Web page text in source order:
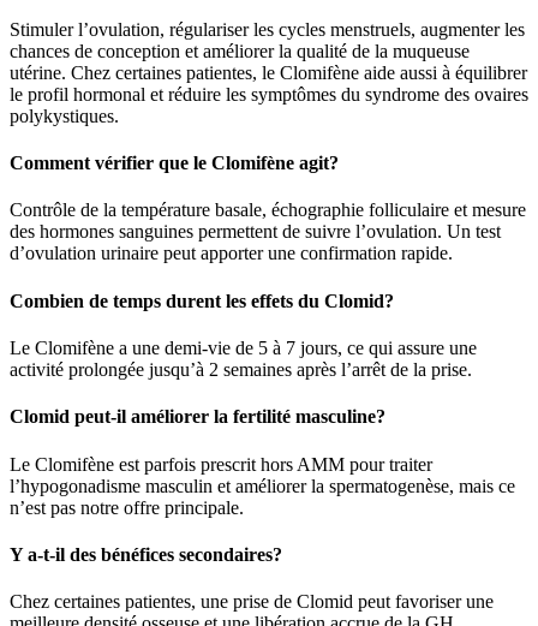
Stimuler l’ovulation, régulariser les cycles menstruels, augmenter les
chances de conception et améliorer la qualité de la muqueuse
utérine. Chez certaines patientes, le Clomifène aide aussi à équilibrer
le profil hormonal et réduire les symptômes du syndrome des ovaires
polykystiques.
Comment vérifier que le Clomifène agit?
Contrôle de la température basale, échographie folliculaire et mesure
des hormones sanguines permettent de suivre l’ovulation. Un test
d’ovulation urinaire peut apporter une confirmation rapide.
Combien de temps durent les effets du Clomid?
Le Clomifène a une demi-vie de 5 à 7 jours, ce qui assure une
activité prolongée jusqu’à 2 semaines après l’arrêt de la prise.
Clomid peut-il améliorer la fertilité masculine?
Le Clomifène est parfois prescrit hors AMM pour traiter
l’hypogonadisme masculin et améliorer la spermatogenèse, mais ce
n’est pas notre offre principale.
Y a-t-il des bénéfices secondaires?
Chez certaines patientes, une prise de Clomid peut favoriser une